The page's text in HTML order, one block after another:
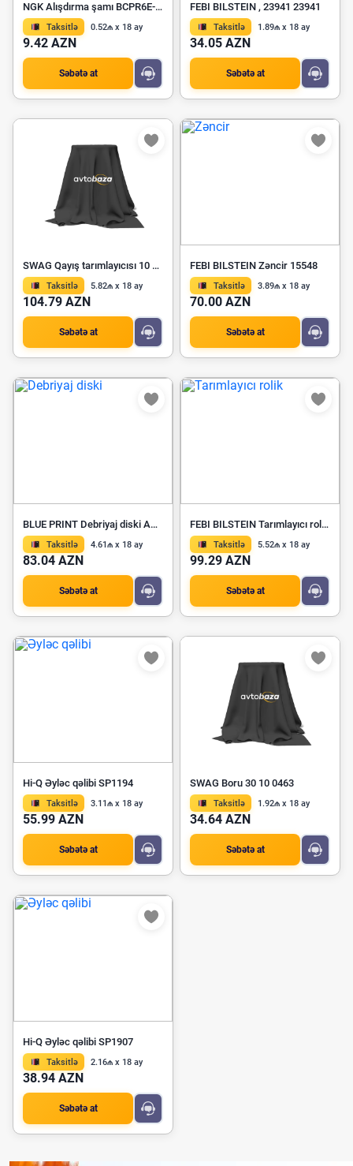
NGK Alışdırma şamı BCPR6E-11
Taksitlə 0.52₼ x 18 ay
9.42 AZN
Səbətə at
FEBI BILSTEIN , 23941 23941
Taksitlə 1.89₼ x 18 ay
34.05 AZN
Səbətə at
SWAG Qayış tarımlayıcısı 10 94 9870
Taksitlə 5.82₼ x 18 ay
104.79 AZN
Səbətə at
FEBI BILSTEIN Zəncir 15548
Taksitlə 3.89₼ x 18 ay
70.00 AZN
Səbətə at
BLUE PRINT Debriyaj diski ADU173115
Taksitlə 4.61₼ x 18 ay
83.04 AZN
Səbətə at
FEBI BILSTEIN Tarımlayıcı rolik 37979
Taksitlə 5.52₼ x 18 ay
99.29 AZN
Səbətə at
Hi-Q Əyləc qəlibi SP1194
Taksitlə 3.11₼ x 18 ay
55.99 AZN
Səbətə at
SWAG Boru 30 10 0463
Taksitlə 1.92₼ x 18 ay
34.64 AZN
Səbətə at
Hi-Q Əyləc qəlibi SP1907
Taksitlə 2.16₼ x 18 ay
38.94 AZN
Səbətə at